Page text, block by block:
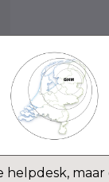
helpdesk,